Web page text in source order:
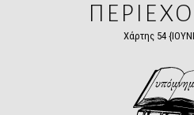
Χάρτης 54